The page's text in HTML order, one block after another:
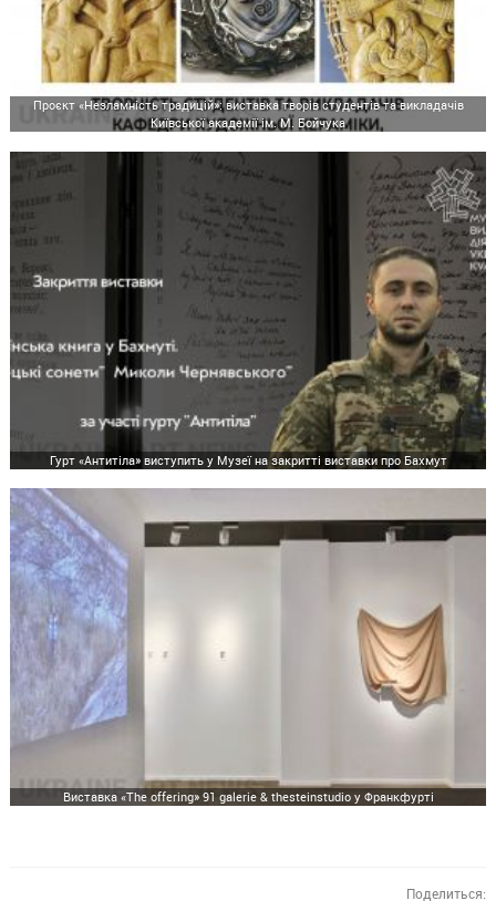
Проєкт «Незламність традицій»: виставка творів студентів та викладачів
Київської академії ім. М. Бойчука
Гурт «Антитіла» виступить у Музеї на закритті виставки про Бахмут
Виставка «The offering» 91 galerie & thesteinstudio у Франкфурті
Поделиться: